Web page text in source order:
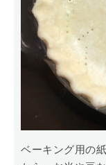
ベーキング用の